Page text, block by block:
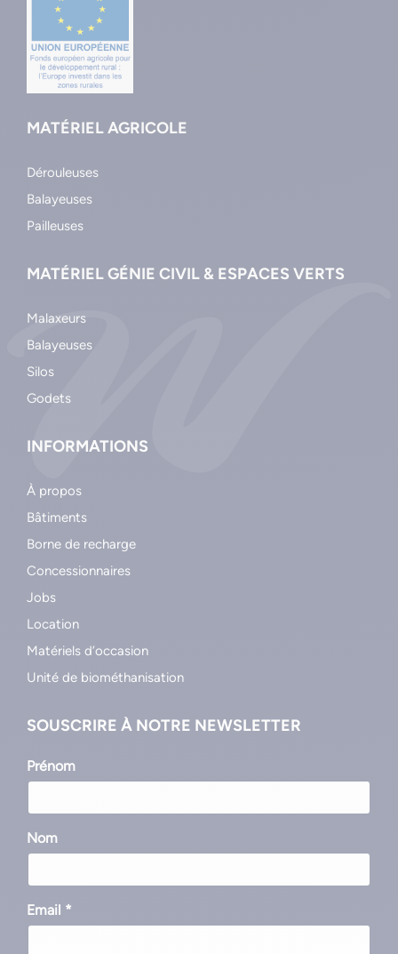
MATÉRIEL AGRICOLE
Dérouleuses
Balayeuses
Pailleuses
MATÉRIEL GÉNIE CIVIL & ESPACES VERTS
Malaxeurs
Balayeuses
Silos
Godets
INFORMATIONS
À propos
Bâtiments
Borne de recharge
Concessionnaires
Jobs
Location
Matériels d’occasion
Unité de biométhanisation
SOUSCRIRE À NOTRE NEWSLETTER
Prénom
Nom
Email *